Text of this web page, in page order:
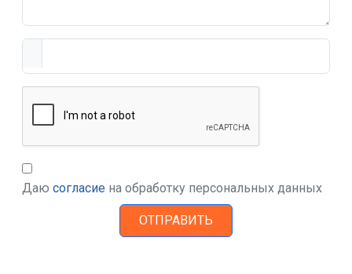
Даю согласие на обработку персональных данных
ОТПРАВИТЬ